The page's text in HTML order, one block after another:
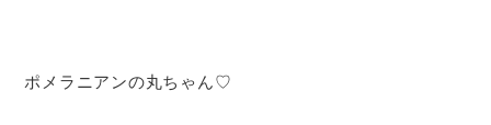
ポメラニアンの丸ちゃん♡